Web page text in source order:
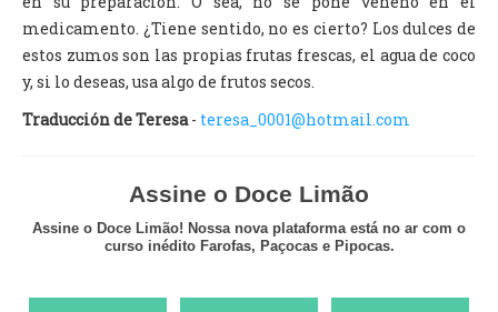
medicamento. ¿Tiene sentido, no es cierto? Los dulces de
estos zumos son las propias frutas frescas, el agua de coco
y, si lo deseas, usa algo de frutos secos.
Traducción de Teresa- teresa_0001@hotmail.com
Assine o Doce Limão
Assine o Doce Limão! Nossa nova plataforma está no ar com o
curso inédito Farofas, Paçocas e Pipocas.